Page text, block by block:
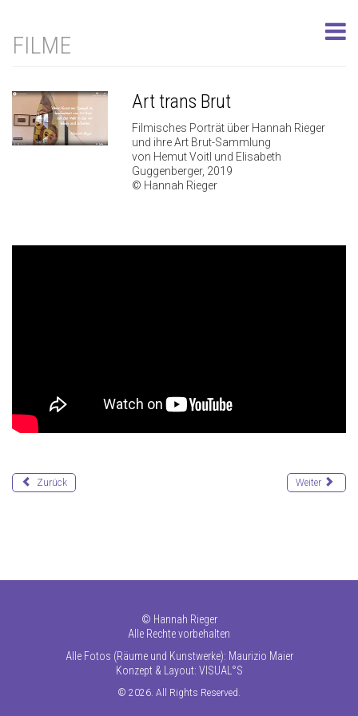
FILME
Art trans Brut
Filmisches Porträt über Hannah Rieger
und ihre Art Brut-Sammlung
von Hemut Voitl und Elisabeth
Guggenberger, 2019
© Hannah Rieger
Zurück Weiter
© Hannah Rieger
Alle Rechte vorbehalten
Alle Fotos (Räume und Kunstwerke): Maurizio Maier
Konzept & Layout: VISUAL°S
© 2026. All Rights Reserved.